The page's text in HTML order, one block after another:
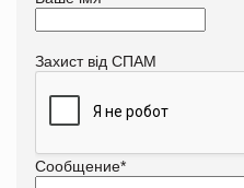
Захист від СПАМ
Сообщение*